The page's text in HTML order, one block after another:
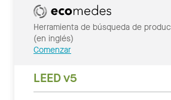
Herramienta de búsqueda de
(en inglés)
Comenzar
LEED v5